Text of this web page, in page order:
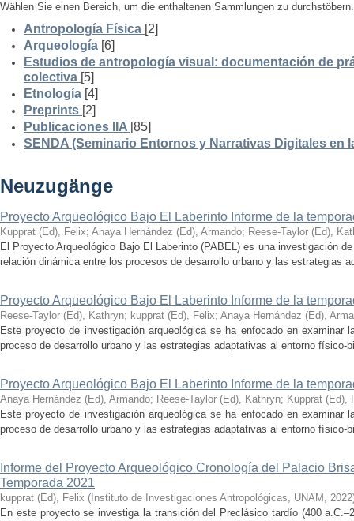
Wählen Sie einen Bereich, um die enthaltenen Sammlungen zu durchstöbern.
Antropología Física [2]
Arqueología [6]
Estudios de antropología visual: documentación de
colectiva [5]
Etnología [4]
Preprints [2]
Publicaciones IIA [85]
SENDA (Seminario Entornos y Narrativas Digitales en
Neuzugänge
Proyecto Arqueológico Bajo El Laberinto Informe de la
Kupprat (Ed), Felix; Anaya Hernández (Ed), Armando; Reese-Taylor (Ed),
El Proyecto Arqueológico Bajo El Laberinto (PABEL) es una investigación
relación dinámica entre los procesos de desarrollo urbano y las estrategias
Proyecto Arqueológico Bajo El Laberinto Informe de la
Reese-Taylor (Ed), Kathryn; kupprat (Ed), Felix; Anaya Hernández (Ed),
Este proyecto de investigación arqueológica se ha enfocado en examinar
proceso de desarrollo urbano y las estrategias adaptativas al entorno físico-
Proyecto Arqueológico Bajo El Laberinto Informe de la
Anaya Hernández (Ed), Armando; Reese-Taylor (Ed), Kathryn; Kupprat (Ed),
Este proyecto de investigación arqueológica se ha enfocado en examinar
proceso de desarrollo urbano y las estrategias adaptativas al entorno físico-
Informe del Proyecto Arqueológico Cronología del Palacio
Temporada 2021
kupprat (Ed), Felix ( Instituto de Investigaciones Antropológicas, UNAM , 2022
En este proyecto se investiga la transición del Preclásico tardío (400